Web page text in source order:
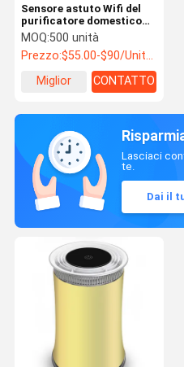
Sensore astuto Wifi del
purificatore domestico
dell'aria del filtrante di
DC24V Hepa 3 milione
OEM dello ione dell'anione
MOQ:500 unità
Prezzo:$55.00-$90/Units >=500 Units
Miglior
CONTATTO
Lasciaci
te.
Dai il